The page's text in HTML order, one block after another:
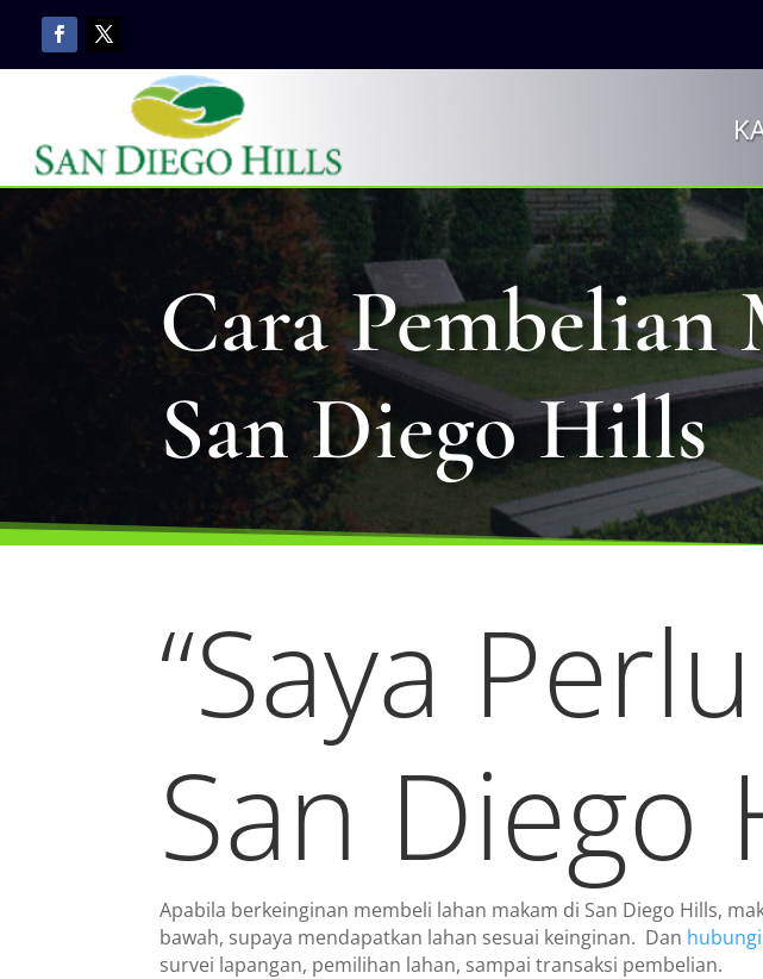
Cara Pembelian
San Diego Hills
“Saya
San Diego
Apabila berkeinginan membeli lahan makam di San Diego Hills,
bawah, supaya mendapatkan lahan sesuai keinginan. Dan
survei lapangan, pemilihan lahan, sampai transaksi pembelian.